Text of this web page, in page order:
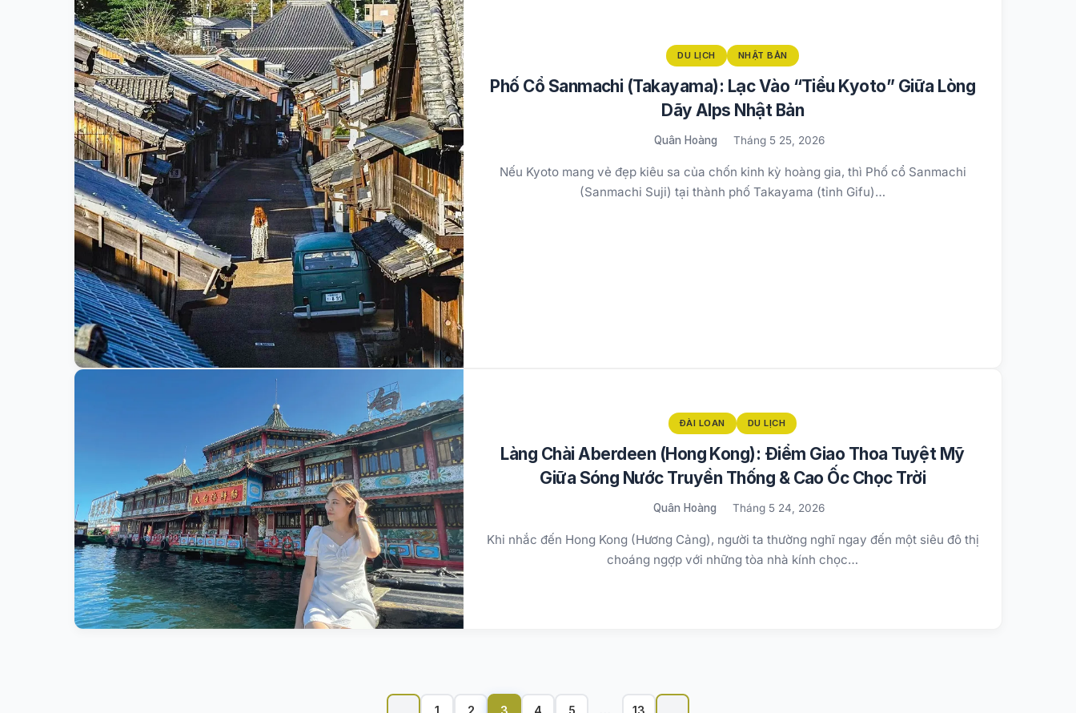
DU LỊCH NHẬT BẢN
Phố Cổ Sanmachi (Takayama): Lạc Vào “Tiểu Kyoto” Giữa Lòng
Dãy Alps Nhật Bản
Quân Hoàng Tháng 5 25, 2026
Nếu Kyoto mang vẻ đẹp kiêu sa của chốn kinh kỳ hoàng gia, thì Phố cổ Sanmachi
(Sanmachi Suji) tại thành phố Takayama (tỉnh Gifu)…
ĐÀI LOAN DU LỊCH
Làng Chài Aberdeen (Hong Kong): Điểm Giao Thoa Tuyệt Mỹ
Giữa Sóng Nước Truyền Thống & Cao Ốc Chọc Trời
Quân Hoàng Tháng 5 24, 2026
Khi nhắc đến Hong Kong (Hương Cảng), người ta thường nghĩ ngay đến một siêu đô thị
choáng ngợp với những tòa nhà kính chọc…
trang
1 2 3 4 5 13